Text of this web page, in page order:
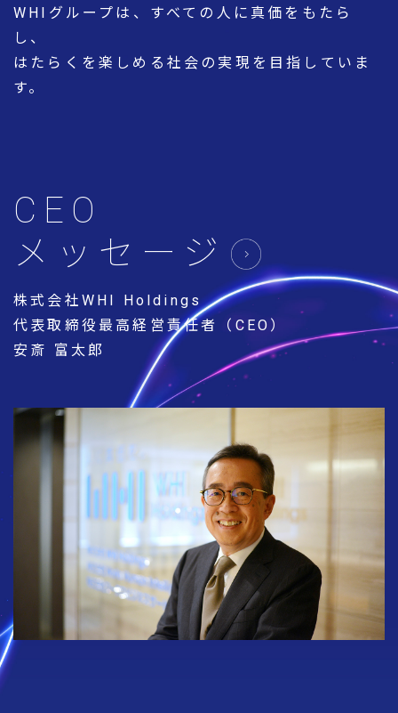
WHIグループは、すべての人に真価をもたら
し、
はたらくを楽しめる社会の実現を目指していま
す。
CEO
メッセージ
株式会社WHI Holdings
代表取締役最高経営責任者（CEO）
安斎 富太郎